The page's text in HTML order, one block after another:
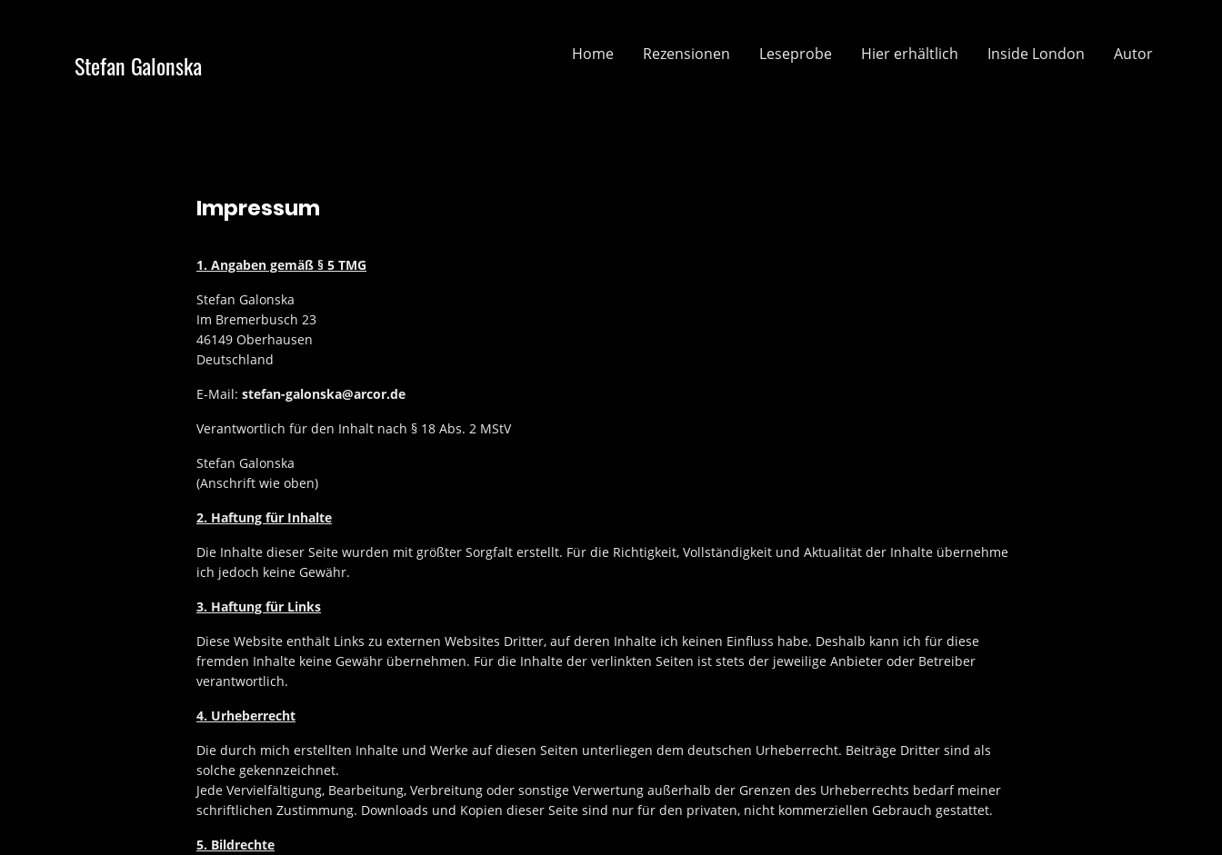
Stefan Galonska Home Rezensionen Leseprobe Hier erhältlich Inside London Autor
Impressum
1. Angaben gemäß § 5 TMG
Stefan Galonska
Im Bremerbusch 23
46149 Oberhausen
Deutschland
E-Mail: stefan-galonska@arcor.de
Verantwortlich für den Inhalt nach § 18 Abs. 2 MStV
Stefan Galonska
(Anschrift wie oben)
2. Haftung für Inhalte
Die Inhalte dieser Seite wurden mit größter Sorgfalt erstellt. Für die Richtigkeit, Vollständigkeit und Aktualität der Inhalte übernehme
ich jedoch keine Gewähr.
3. Haftung für Links
Diese Website enthält Links zu externen Websites Dritter, auf deren Inhalte ich keinen Einfluss habe. Deshalb kann ich für diese
fremden Inhalte keine Gewähr übernehmen. Für die Inhalte der verlinkten Seiten ist stets der jeweilige Anbieter oder Betreiber
verantwortlich.
4. Urheberrecht
Die durch mich erstellten Inhalte und Werke auf diesen Seiten unterliegen dem deutschen Urheberrecht. Beiträge Dritter sind als
solche gekennzeichnet.
Jede Vervielfältigung, Bearbeitung, Verbreitung oder sonstige Verwertung außerhalb der Grenzen des Urheberrechts bedarf meiner
schriftlichen Zustimmung. Downloads und Kopien dieser Seite sind nur für den privaten, nicht kommerziellen Gebrauch gestattet.
5. Bildrechte